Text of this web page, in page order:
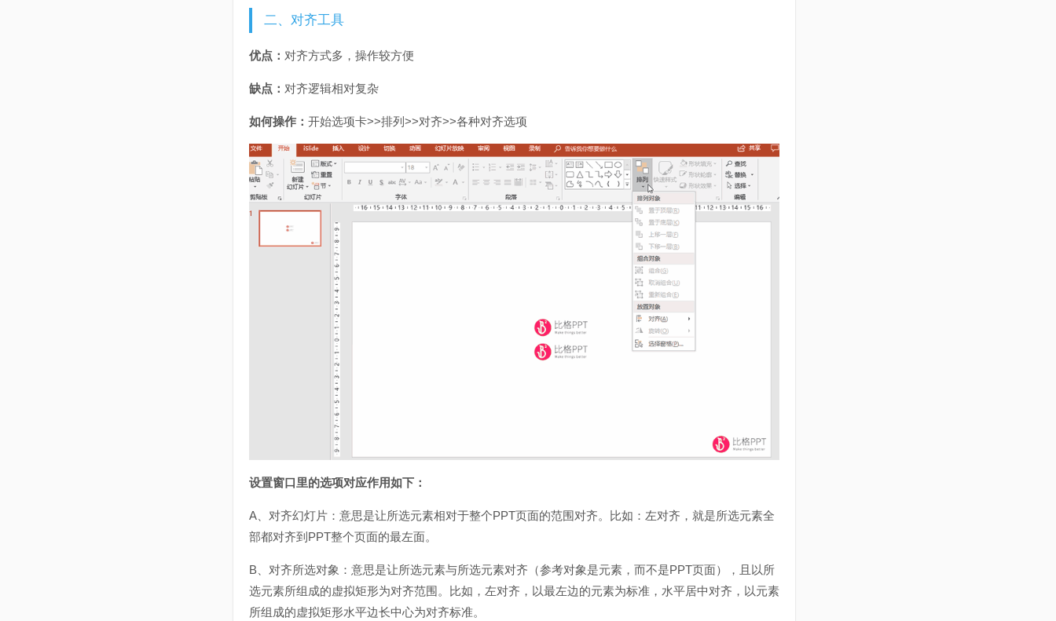
二、对齐工具
优点： 对齐方式多，操作较方便
缺点： 对齐逻辑相对复杂
如何操作： 开始选项卡>>排列>>对齐>>各种对齐选项
设置窗口里的选项对应作用如下：
A、对齐幻灯片：意思是让所选元素相对于整个PPT页面的范围对齐。比如：左对齐，就是所选元素全
部都对齐到PPT整个页面的最左面。
B、对齐所选对象：意思是让所选元素与所选元素对齐（参考对象是元素，而不是PPT页面），且以所
选元素所组成的虚拟矩形为对齐范围。比如，左对齐，以最左边的元素为标准，水平居中对齐，以元素
所组成的虚拟矩形水平边长中心为对齐标准。